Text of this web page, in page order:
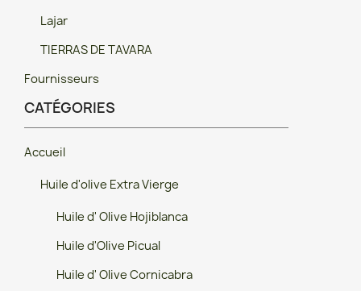
Lajar
TIERRAS DE TAVARA
Fournisseurs
CATÉGORIES
Accueil
Huile d'olive Extra Vierge
Huile d' Olive Hojiblanca
Huile d'Olive Picual
Huile d' Olive Cornicabra